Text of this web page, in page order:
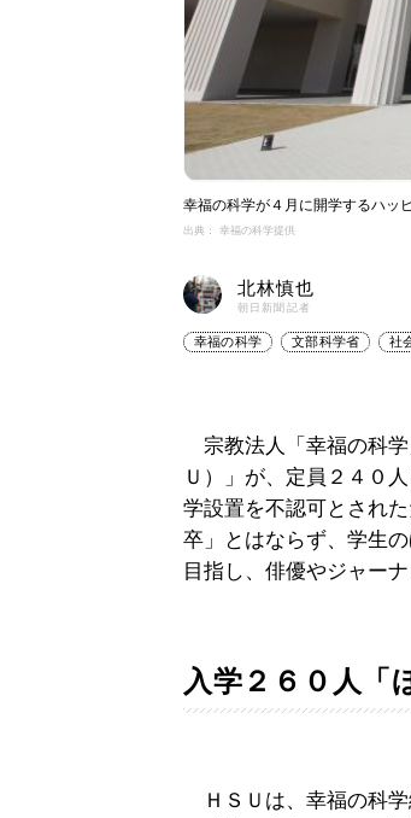
幸福の科学が４月に開学するハッ
出典： 幸福の科学提供
北林慎也
朝日新聞記者
幸福の科学 文部科学省 社
宗教法人「幸福の科学
Ｕ）」が、定員２４０
学設置を不認可とされ
卒」とはならず、学生
目指し、俳優やジャー
入学２６０人「
ＨＳＵは、幸福の科学